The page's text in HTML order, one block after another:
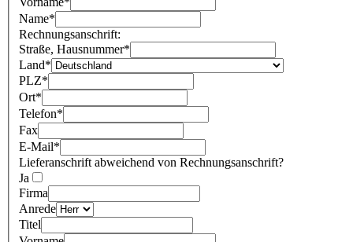
Name*
Rechnungsanschrift:
Straße, Hausnummer*
Land*
PLZ*
Ort*
Telefon*
Fax
E-Mail*
Lieferanschrift abweichend von Rechnungsanschrift?
Ja
Firma
Anrede
Titel